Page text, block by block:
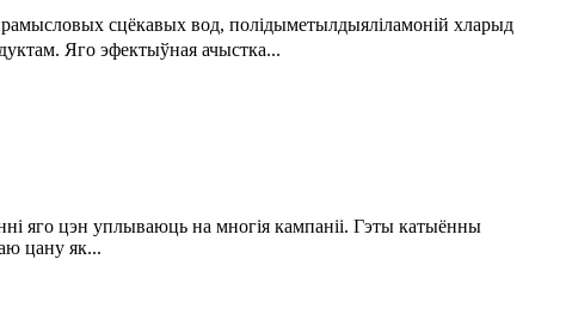
сцёкавых вод, полідыметылдыяліламоній хларыд
Яго эфектыўная ачыстка...
яго цэн уплываюць на многія кампаніі. Гэты катыённы
цану як...